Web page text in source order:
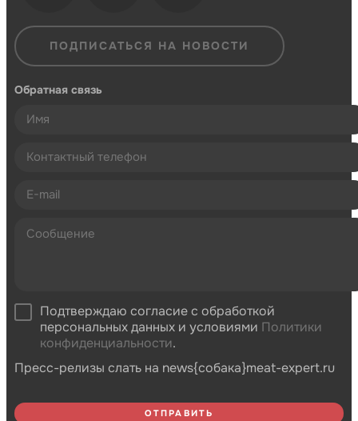
ПОДПИСАТЬСЯ НА НОВОСТИ
Обратная связь
Подтверждаю согласие с обработкой
персональных данных и условиями Политики
конфиденциальности.
Пресс-релизы слать на news{собака}meat-expert.ru